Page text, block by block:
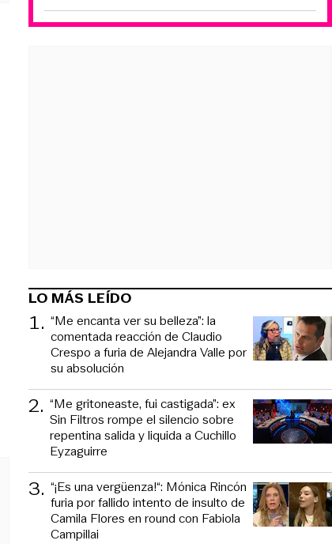
LO MÁS LEÍDO
1. “Me encanta ver su belleza”: la
comentada reacción de Claudio
Crespo a furia de Alejandra Valle por
su absolución
2. “Me gritoneaste, fui castigada”: ex
Sin Filtros rompe el silencio sobre
repentina salida y liquida a Cuchillo
Eyzaguirre
3. “¡Es una vergüenza!“: Mónica Rincón
furia por fallido intento de insulto de
Camila Flores en round con Fabiola
Campillai